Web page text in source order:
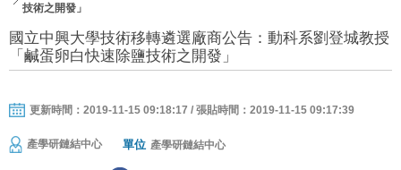
技術之開發」
國立中興大學技術移轉遴選廠商公告：動科系劉登城教授
「鹹蛋卵白快速除鹽技術之開發」
更新時間：2019-11-15 09:18:17 / 張貼時間：2019-11-15 09:17:39
產學研鏈結中心 單位 產學研鏈結中心